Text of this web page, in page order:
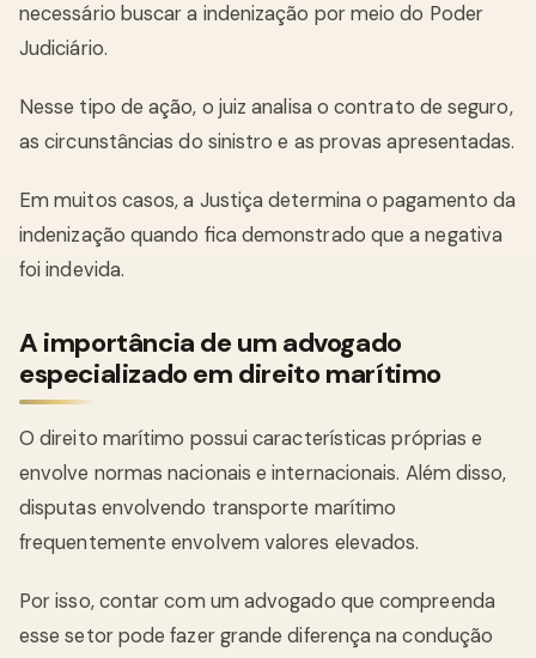
necessário buscar a indenização por meio do Poder
Judiciário.
Nesse tipo de ação, o juiz analisa o contrato de seguro,
as circunstâncias do sinistro e as provas apresentadas.
Em muitos casos, a Justiça determina o pagamento da
indenização quando fica demonstrado que a negativa
foi indevida.
A importância de um advogado
especializado em direito marítimo
O direito marítimo possui características próprias e
envolve normas nacionais e internacionais. Além disso,
disputas envolvendo transporte marítimo
frequentemente envolvem valores elevados.
Por isso, contar com um advogado que compreenda
esse setor pode fazer grande diferença na condução